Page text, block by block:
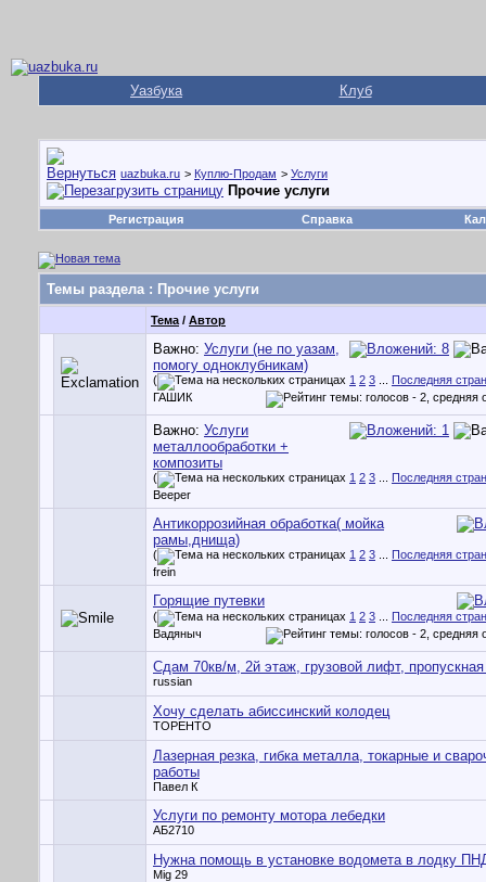
Уазбука Клуб
uazbuka.ru > Куплю-Продам > Услуги
Прочие услуги
Регистрация Справка
Темы раздела: Прочие услуги
Тема / Автор
Важно: Услуги (не по уазам,
помогу одноклубникам)
( 1 2 3
Последняя
ГАШИК
Важно: Услуги
металлообработки +
композиты
( 1 2 3
Последняя
Beeper
Антикоррозийная обработка( мойка
рамы,днища)
( 1 2 3
Последняя
frein
Горящие путевки
( 1 2 3
Последняя
Вадяныч
Сдам 70кв/м, 2й этаж, грузовой лифт,
russian
Хочу сделать абиссинский колодец
TOPEHTO
Лазерная резка, гибка металла, токарные и
работы
Павел К
Услуги по ремонту мотора лебедки
АБ2710
Нужна помощь в установке водомета в лодку
Mig 29